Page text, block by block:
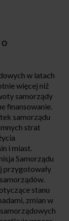
w latach
więcej niż
samorządy
finansowanie.
samorządu
strat
i miast.
Samorządu
przygotowały
stanu
zmian w